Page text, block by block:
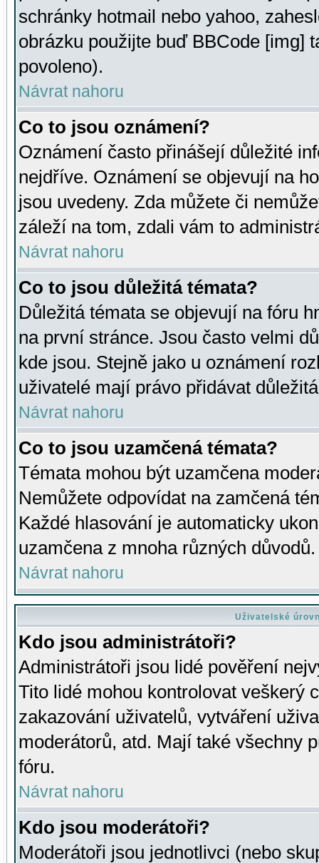
schránky hotmail nebo yahoo,
obrázku použijte buď BBCode [img]
povoleno).
Návrat nahoru
Co to jsou oznámení?
Oznámení často přinášejí důležité
nejdříve. Oznámení se objevují na
jsou uvedeny. Zda můžete či
záleží na tom, zdali vám to
Návrat nahoru
Co to jsou důležitá témata?
Důležitá témata se objevují na fóru
na první stránce. Jsou často velmi
kde jsou. Stejně jako u oznámení
uživatelé mají právo přidávat
Návrat nahoru
Co to jsou uzamčená témata?
Témata mohou být uzamčena
Nemůžete odpovídat na zamčená
Každé hlasování je automaticky
uzamčena z mnoha různých důvodů.
Návrat nahoru
Uživatelské
Kdo jsou administrátoři?
Administrátoři jsou lidé pověření
Tito lidé mohou kontrolovat veškerý
zakazování uživatelů, vytváření
moderátorů, atd. Mají také všechny
fóru.
Návrat nahoru
Kdo jsou moderátoři?
Moderátoři jsou jednotlivci (nebo